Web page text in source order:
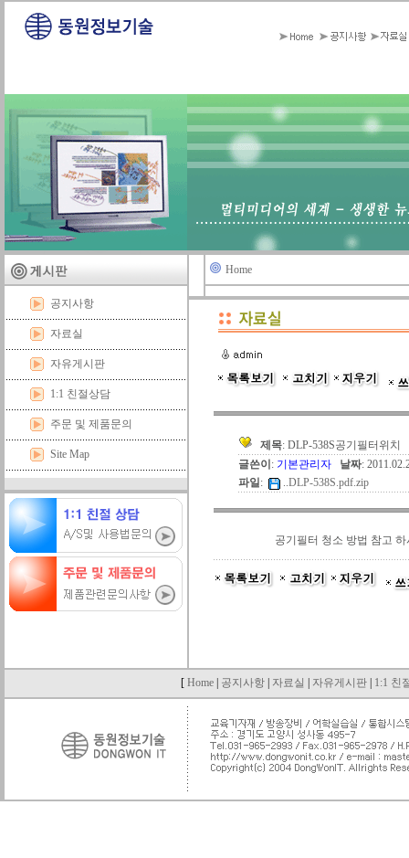
공지사항
자료실
자유게시판
1:1 친절상담
주문 및 제품문의
Site Map
Home
제목: DLP-538S공기필터위치
글쓴이 : 기본관리자 날짜:
파일: ..DLP-538S.pdf.zip
공기필터 청소 방법 참고
[ Home 공지사항 자료실 자유게시판 1:1 친